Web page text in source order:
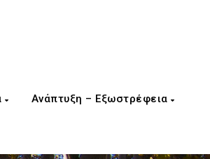
Ανάπτυξη – Εξωστρέφεια